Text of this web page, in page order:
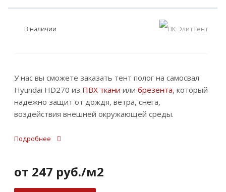
В наличии
У нас вы сможете заказать тент полог на самосвал
Hyundai HD270 из ПВХ ткани или брезента, который
надежно защит от дождя, ветра, снега,
воздействия внешней окружающей среды.
Подробнее
от 247 руб./м2